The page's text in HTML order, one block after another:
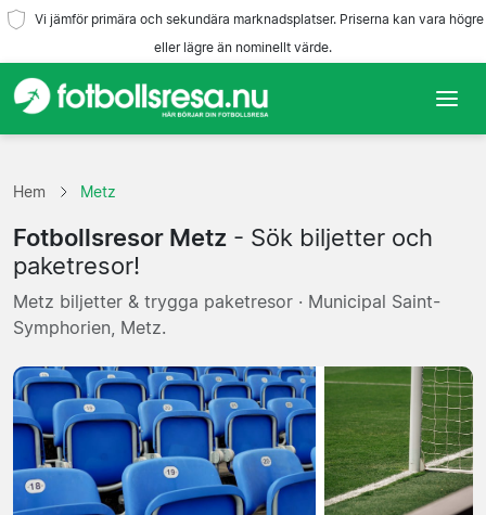
Vi jämför primära och sekundära marknadsplatser. Priserna kan vara högre
eller lägre än nominellt värde.
Lag
Ligor
Resebyråer
Hem Metz
Fotbollsresor Metz - Sök biljetter och
paketresor!
Metz biljetter & trygga paketresor · Municipal Saint-
Symphorien, Metz.